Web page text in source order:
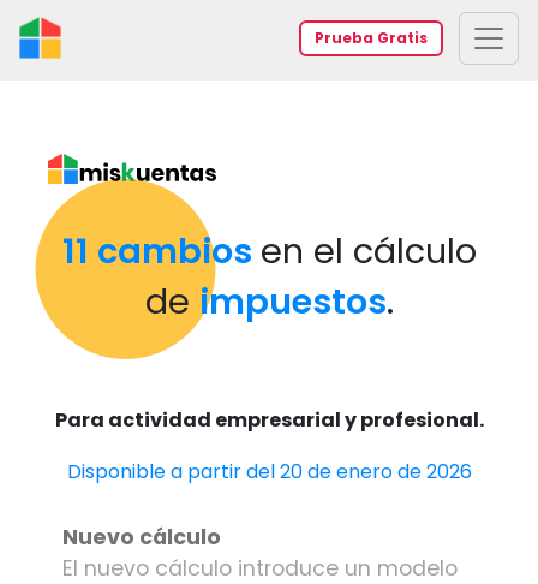
Prueba Gratis
11 cambios en el cálculo
de impuestos.
Para actividad empresarial y profesional.
Disponible a partir del 20 de enero de 2026
Nuevo cálculo
El nuevo cálculo introduce un modelo